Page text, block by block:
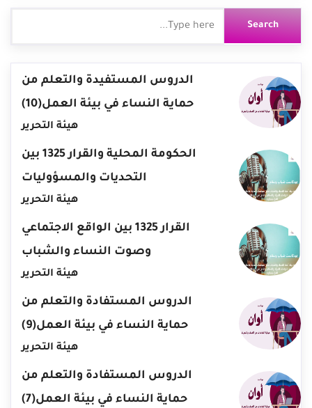
الدروس المستفيدة والتعلم من
حماية النساء في بيئة العمل(10)
هيئة التحرير
الحكومة المحلية والقرار 1325 بين
التحديات والمسؤوليات
هيئة التحرير
القرار 1325 بين الواقع الاجتماعي
وصوت النساء والشباب
هيئة التحرير
الدروس المستفادة والتعلم من
حماية النساء في بيئة العمل(9)
هيئة التحرير
الدروس المستفادة والتعلم من
حماية النساء في بيئة العمل(7)